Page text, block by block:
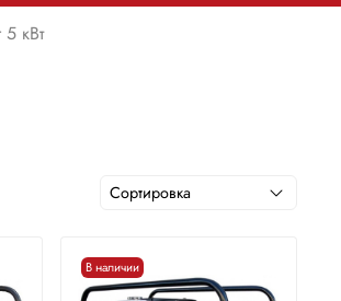
кВт
В наличии